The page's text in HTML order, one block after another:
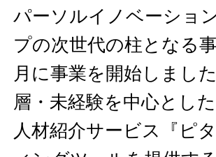
パーソルイノベーショ
プの次世代の柱となる
月に事業を開始しまし
層・未経験を中心とし
人材紹介サービス『ピ